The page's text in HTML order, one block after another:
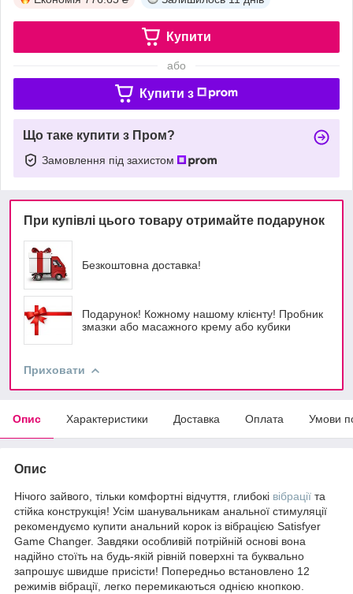
Купити
або
Купити з
Що таке купити з Пром?
Замовлення під захистом
При купівлі цього товару отримайте подарунок
Безкоштовна доставка!
Подарунок! Кожному нашому клієнту! Пробник
змазки або масажного крему або кубики
Приховати
Опис Характеристики Доставка Оплата Умови
Опис
Нічого зайвого, тільки комфортні відчуття, глибокі вібрації та
стійка конструкція! Усім шанувальникам анальної стимуляції
рекомендуємо купити анальний корок із вібрацією Satisfyer
Game Changer. Завдяки особливій потрійній основі вона
надійно стоїть на будь-якій рівній поверхні та буквально
запрошує швидше присісти! Попередньо встановлено 12
режимів вібрації, легко перемикаються однією кнопкою.